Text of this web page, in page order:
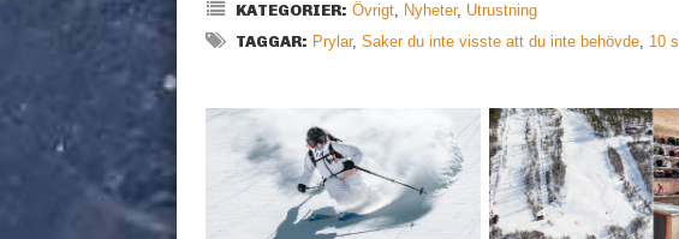
KATEGORIER: Övrigt, Nyheter, Utrustning
TAGGAR: Prylar, Saker du inte visste att du inte behövde, 10